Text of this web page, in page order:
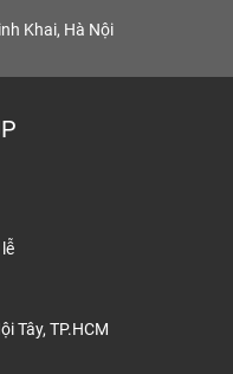
Khai, Hà Nội
Tây, TP.HCM